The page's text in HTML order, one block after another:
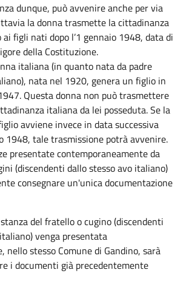
dunque, può avvenire anche per via
la donna trasmette la cittadinanza
figli nati dopo l’1 gennaio 1948, data di
della Costituzione.
italiana (in quanto nata da padre
nata nel 1920, genera un figlio in
Questa donna non può trasmettere
italiana da lei posseduta. Se la
avviene invece in data successiva
1948, tale trasmissione potrà avvenire.
presentate contemporaneamente da
(discendenti dallo stesso avo italiano)
consegnare un'unica documentazione
del fratello o cugino (discendenti
venga presentata
nello stesso Comune di Gandino, sarà
i documenti già precedentemente